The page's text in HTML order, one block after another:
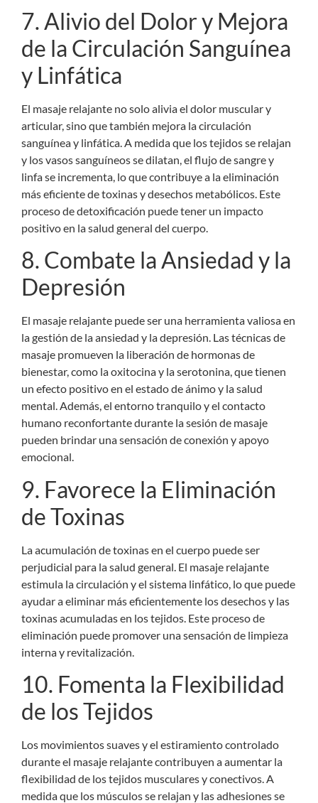
7. Alivio del Dolor y Mejora
de la Circulación Sanguínea
y Linfática
El masaje relajante no solo alivia el dolor muscular y
articular, sino que también mejora la circulación
sanguínea y linfática. A medida que los tejidos se relajan
y los vasos sanguíneos se dilatan, el flujo de sangre y
linfa se incrementa, lo que contribuye a la eliminación
más eficiente de toxinas y desechos metabólicos. Este
proceso de detoxificación puede tener un impacto
positivo en la salud general del cuerpo.
8. Combate la Ansiedad y la
Depresión
El masaje relajante puede ser una herramienta valiosa en
la gestión de la ansiedad y la depresión. Las técnicas de
masaje promueven la liberación de hormonas de
bienestar, como la oxitocina y la serotonina, que tienen
un efecto positivo en el estado de ánimo y la salud
mental. Además, el entorno tranquilo y el contacto
humano reconfortante durante la sesión de masaje
pueden brindar una sensación de conexión y apoyo
emocional.
9. Favorece la Eliminación
de Toxinas
La acumulación de toxinas en el cuerpo puede ser
perjudicial para la salud general. El masaje relajante
estimula la circulación y el sistema linfático, lo que puede
ayudar a eliminar más eficientemente los desechos y las
toxinas acumuladas en los tejidos. Este proceso de
eliminación puede promover una sensación de limpieza
interna y revitalización.
10. Fomenta la Flexibilidad
de los Tejidos
Los movimientos suaves y el estiramiento controlado
durante el masaje relajante contribuyen a aumentar la
flexibilidad de los tejidos musculares y conectivos. A
medida que los músculos se relajan y las adhesiones se